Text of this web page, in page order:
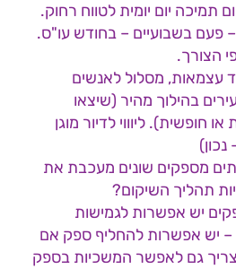
תמיכה יום יומית לטווח רחוק.
פעם בשבועיים – בחודש עו"ס.
הצורך.
עצמאות, מסלול לאנשים
בהילוך מהיר (שיצאו
חופשית). ליוווי לדיור מוגן
מספקים שונים מעכבת את
תהליך השיקום?
יש אפשרות לגמישות
– יש אפשרות להחליף ספק אם
גם לאפשר המשכיות בספק